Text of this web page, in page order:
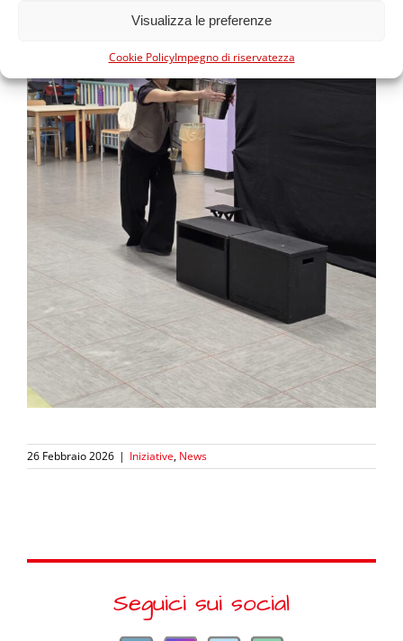
Visualizza le preferenze
Cookie PolicyImpegno di riservatezza
26 Febbraio 2026 | Iniziative, News
Seguici sui social